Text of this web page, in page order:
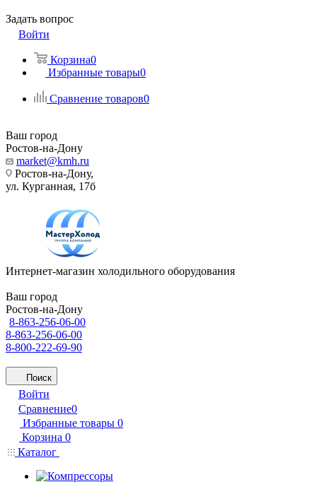
Задать вопрос
Войти
Корзина0
Избранные товары0
Сравнение товаров0
Ваш город
Ростов-на-Дону
market@kmh.ru
Ростов-на-Дону,
ул. Курганная, 17б
Интернет-магазин холодильного оборудования
Ваш город
Ростов-на-Дону
8-863-256-06-00
8-863-256-06-00
8-800-222-69-90
Поиск
Войти
Сравнение0
Избранные товары 0
Корзина 0
Каталог